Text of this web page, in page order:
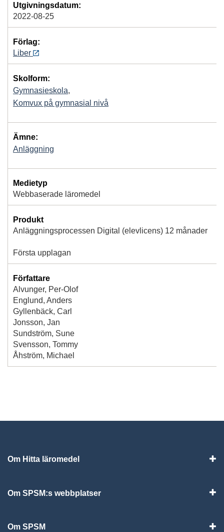
Utgivningsdatum:
2022-08-25
Förlag:
Liber
Skolform:
Gymnasieskola,
Komvux på gymnasial nivå
Ämne:
Anläggning
Medietyp
Webbaserade läromedel
Produkt
Anläggningsprocessen Digital (elevlicens) 12 månader
Första upplagan
Författare
Alvunger, Per-Olof
Englund, Anders
Gyllenbäck, Carl
Jonsson, Jan
Sundström, Sune
Svensson, Tommy
Åhström, Michael
Om Hitta läromedel
Om SPSM:s webbplatser
Om SPSM